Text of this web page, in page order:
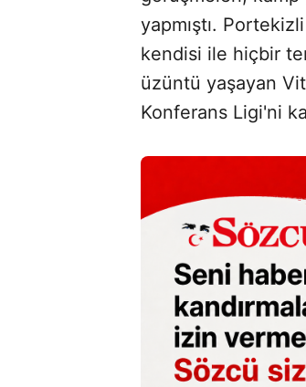
yapmıştı.
kendisi ile hiçbir
üzüntü yaşayan
Konferans Ligi'ni